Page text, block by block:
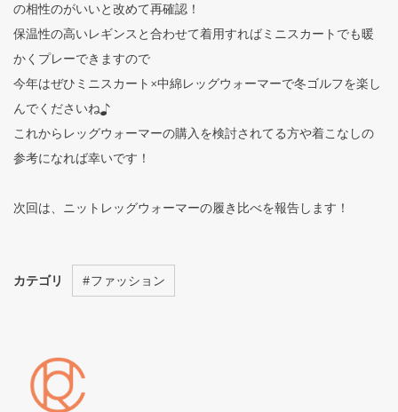
の相性のがいいと改めて再確認！
保温性の高いレギンスと合わせて着用すればミニスカートでも暖
かくプレーできますので
今年はぜひミニスカート×中綿レッグウォーマーで冬ゴルフを楽し
んでくださいね♪
これからレッグウォーマーの購入を検討されてる方や着こなしの
参考になれば幸いです！
次回は、ニットレッグウォーマーの履き比べを報告します！
カテゴリ #ファッション